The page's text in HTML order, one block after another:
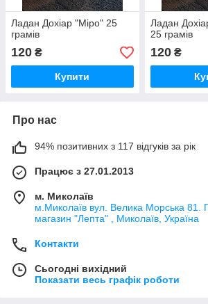
Ладан Дохіар "Міро" 25
грамів
120 ₴
Купити
Ладан
25 грамів
120₴
Про нас
94% позитивних з 117 відгуків за рік
Працює з 27.01.2013
м. Миколаїв
м.Миколаїв вул. Велика Морська 81.
магазин "Лепта" , Миколаїв, Україна
Контакти
Сьогодні вихідний
Показати весь графік роботи